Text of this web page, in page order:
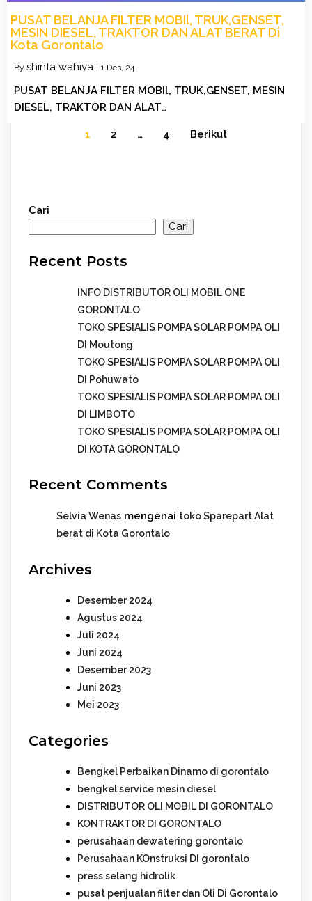
PUSAT BELANJA FILTER MOBIl, TRUK,GENSET,
MESIN DIESEL, TRAKTOR DAN ALAT BERAT Di
Kota Gorontalo
By shinta wahiya | 1 Des, 24
PUSAT BELANJA FILTER MOBIl, TRUK,GENSET, MESIN
DIESEL, TRAKTOR DAN ALAT…
1 2 … 4 Berikut
Cari
Cari
Recent Posts
INFO DISTRIBUTOR OLI MOBIL ONE
GORONTALO
TOKO SPESIALIS POMPA SOLAR POMPA OLI
DI Moutong
TOKO SPESIALIS POMPA SOLAR POMPA OLI
DI Pohuwato
TOKO SPESIALIS POMPA SOLAR POMPA OLI
DI LIMBOTO
TOKO SPESIALIS POMPA SOLAR POMPA OLI
DI KOTA GORONTALO
Recent Comments
Selvia Wenas mengenai toko Sparepart Alat
berat di Kota Gorontalo
Archives
Desember 2024
Agustus 2024
Juli 2024
Juni 2024
Desember 2023
Juni 2023
Mei 2023
Categories
Bengkel Perbaikan Dinamo di gorontalo
bengkel service mesin diesel
DISTRIBUTOR OLI MOBIL DI GORONTALO
KONTRAKTOR DI GORONTALO
perusahaan dewatering gorontalo
Perusahaan KOnstruksi DI gorontalo
press selang hidrolik
pusat penjualan filter dan Oli Di Gorontalo